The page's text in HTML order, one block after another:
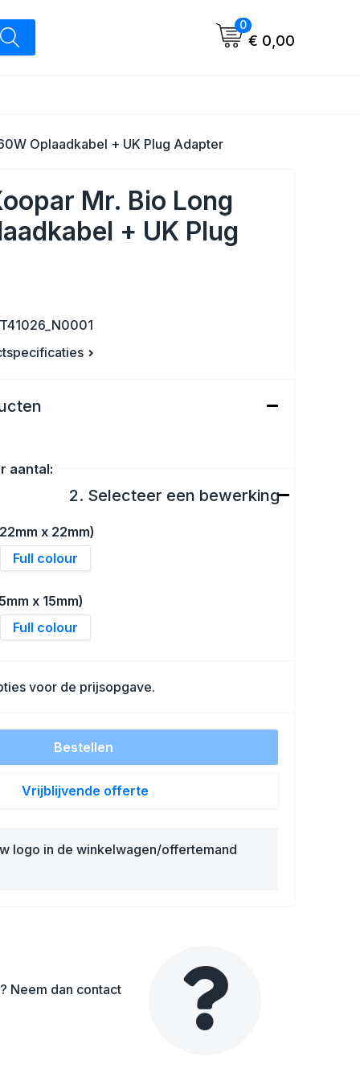
0
€ 0,00
Oplaadkabel + UK Plug Adapter
Mr. Bio Long
+ UK Plug
aantal:
2. Selecteer een bewerking
x 22mm)
Full colour
x 15mm)
Full colour
voor de prijsopgave.
Bestellen
Vrijblijvende offerte
logo in de winkelwagen/offertemand
Neem dan contact